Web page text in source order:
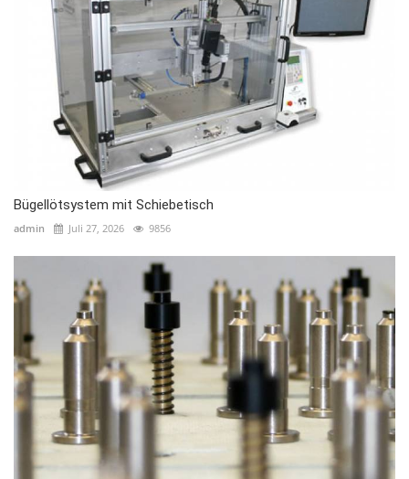
Bügellötsystem mit Schiebetisch
admin Juli 27, 2026 9856